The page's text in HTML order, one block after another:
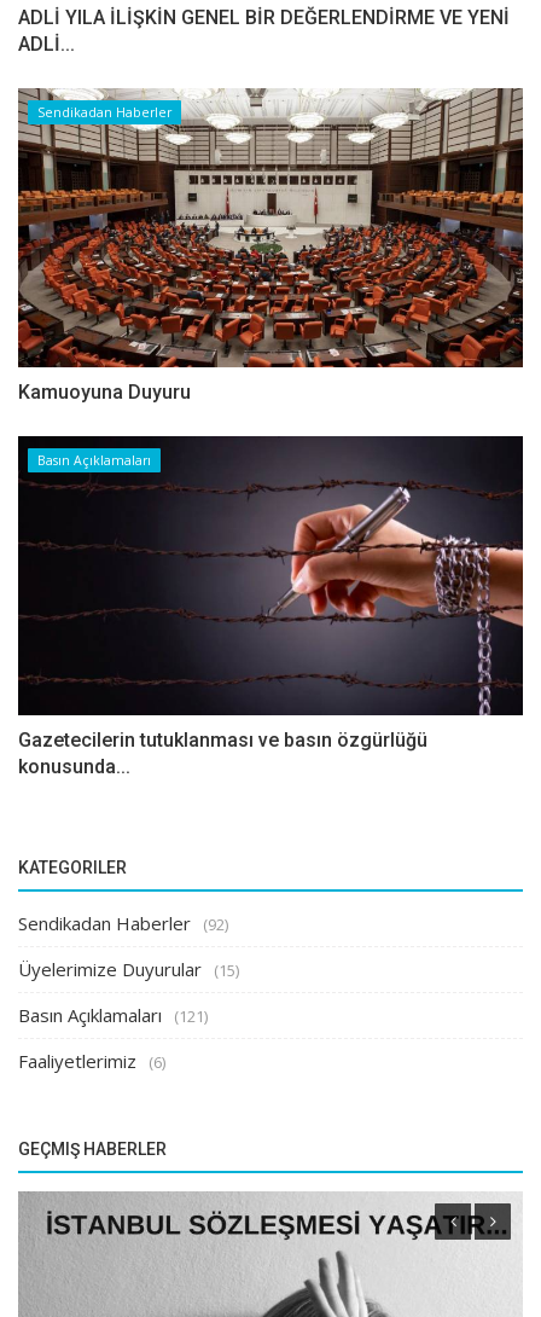
ADLİ YILA İLİŞKİN GENEL BİR DEĞERLENDİRME VE YENİ
ADLİ...
Sendikadan Haberler
Kamuoyuna Duyuru
Basın Açıklamaları
Gazetecilerin tutuklanması ve basın özgürlüğü
konusunda...
KATEGORILER
Sendikadan Haberler (92)
Üyelerimize Duyurular (15)
Basın Açıklamaları (121)
Faaliyetlerimiz (6)
GEÇMIŞ HABERLER